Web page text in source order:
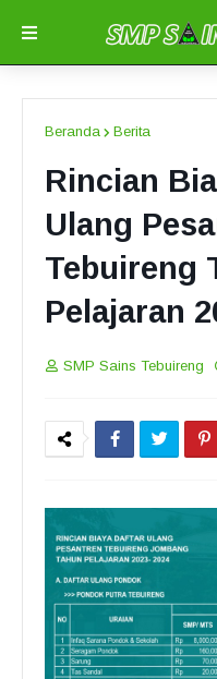
Beranda Berita
Rincian
Ulang
Tebuireng
Pelajaran
SMP Sains Tebuireng